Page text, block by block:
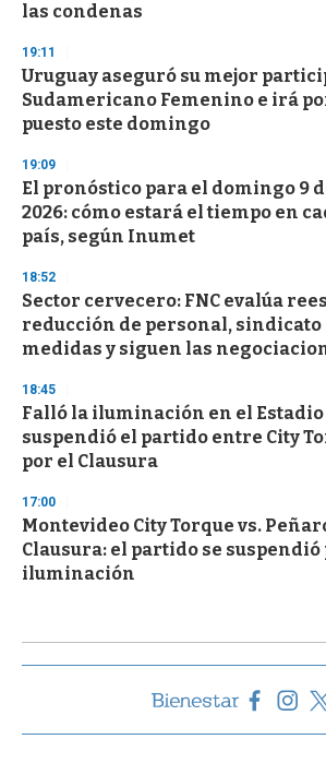
las condenas
19:11
Uruguay aseguró su mejor
Sudamericano Femenino e irá
puesto este domingo
19:09
El pronóstico para el domingo 9
2026: cómo estará el tiempo en
país, según Inumet
18:52
Sector cervecero: FNC evalúa
reducción de personal, sindicato
medidas y siguen las
18:45
Falló la iluminación en el Estadio
suspendió el partido entre City
por el Clausura
17:00
Montevideo City Torque vs.
Clausura: el partido se
iluminación